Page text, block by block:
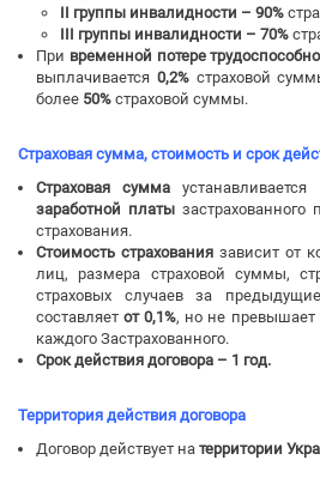
II группы инвалидности – 90%
III группы инвалидности – 70%
При временной потере
выплачивается 0,2%страховой
более 50% страховой суммы.
Страховая сумма, стоимость и срок
Страховая сумма
заработной платы
страхования.
Стоимость страхования зависит от
лиц, размера страховой суммы,
страховых случаев за
составляетот 0,1%, но не превышает
каждого Застрахованного.
Срок действия договора – 1 год.
Территория действия договора
Договор действует на территории